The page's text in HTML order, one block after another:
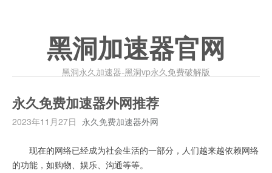
黑洞加速器官网
黑洞永久加速器-黑洞vp永久免费破解版
永久免费加速器外网推荐
2023年11月27日 永久免费加速器外网
现在的网络已经成为社会生活的一部分，人们越来越依赖网络
的功能，如购物、娱乐、沟通等等。